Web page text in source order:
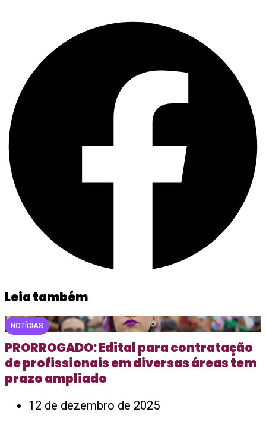
Leia também
NOTÍCIAS
PRORROGADO: Edital para contratação
de profissionais em diversas áreas tem
prazo ampliado
12 de dezembro de 2025